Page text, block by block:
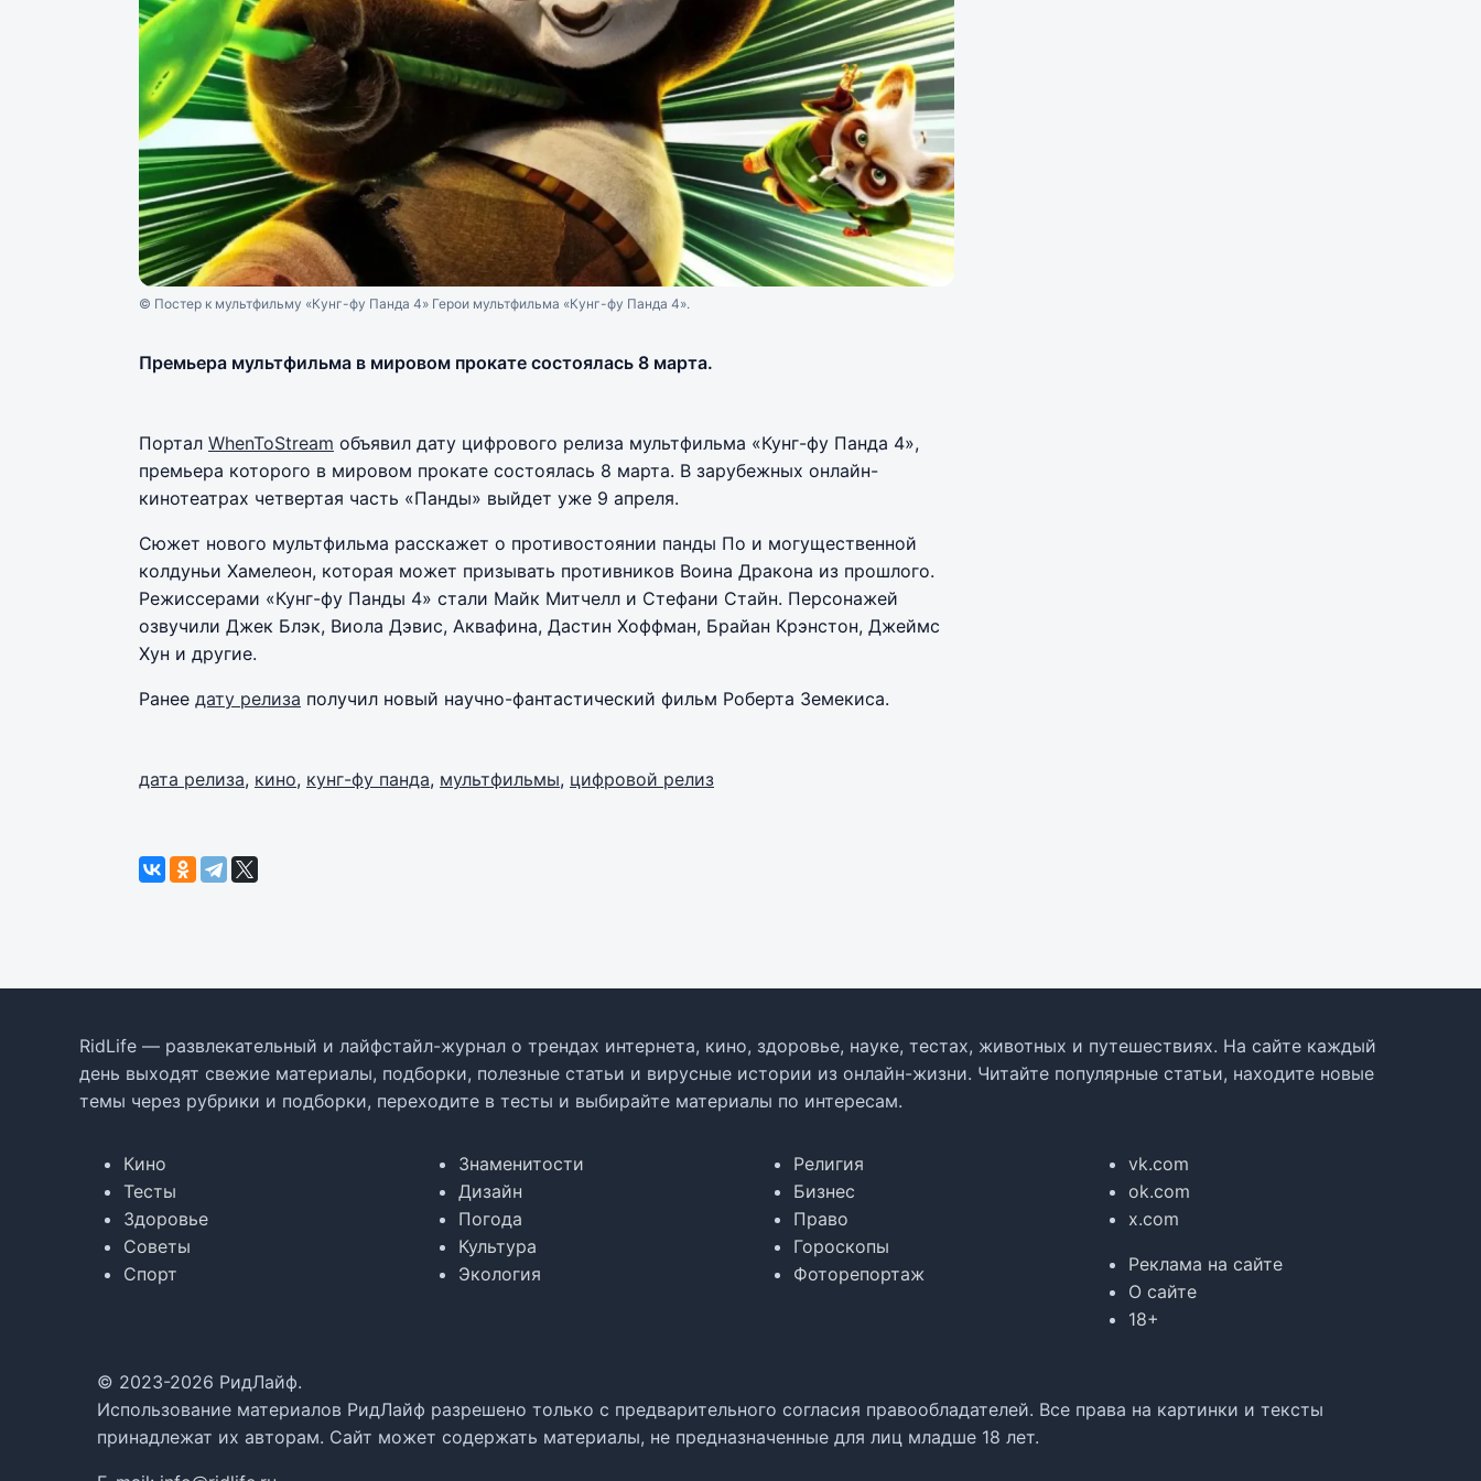
© Постер к мультфильму «Кунг-фу Панда 4» Герои мультфильма «Кунг-фу Панда 4».
Премьера мультфильма в мировом прокате состоялась 8 марта.
Портал WhenToStream объявил дату цифрового релиза мультфильма «Кунг-фу Панда 4»,
премьера которого в мировом прокате состоялась 8 марта. В зарубежных онлайн-
кинотеатрах четвертая часть «Панды» выйдет уже 9 апреля.
Сюжет нового мультфильма расскажет о противостоянии панды По и могущественной
колдуньи Хамелеон, которая может призывать противников Воина Дракона из прошлого.
Режиссерами «Кунг-фу Панды 4» стали Майк Митчелл и Стефани Стайн. Персонажей
озвучили Джек Блэк, Виола Дэвис, Аквафина, Дастин Хоффман, Брайан Крэнстон, Джеймс
Хун и другие.
Ранее дату релиза получил новый научно-фантастический фильм Роберта Земекиса.
дата релиза, кино, кунг-фу панда, мультфильмы, цифровой релиз
RidLife — развлекательный и лайфстайл-журнал о трендах интернета, кино, здоровье, науке, тестах, животных и путешествиях. На сайте каждый
день выходят свежие материалы, подборки, полезные статьи и вирусные истории из онлайн-жизни. Читайте популярные статьи, находите новые
темы через рубрики и подборки, переходите в тесты и выбирайте материалы по интересам.
Кино
Тесты
Здоровье
Советы
Спорт
Знаменитости
Дизайн
Погода
Культура
Экология
Религия
Бизнес
Право
Гороскопы
Фоторепортаж
vk.com
ok.com
x.com
Реклама на сайте
О сайте
18+
© 2023-2026 РидЛайф.
Использование материалов РидЛайф разрешено только с предварительного согласия правообладателей. Все права на картинки и тексты
принадлежат их авторам. Сайт может содержать материалы, не предназначенные для лиц младше 18 лет.